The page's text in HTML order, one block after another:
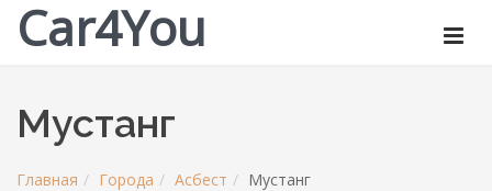
Car4You
Мустанг
Главная Города Асбест Мустанг